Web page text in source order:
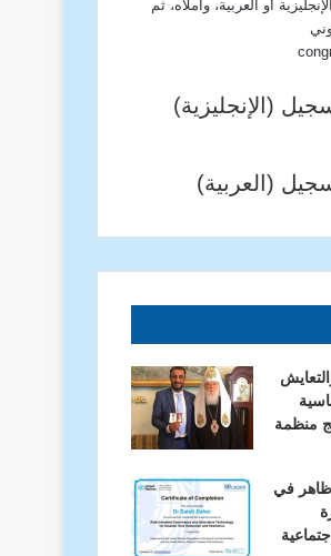
أو العربية، واملأه، ثم
(الإنجليزية)
(العربية)
منظمة
ظاهر في